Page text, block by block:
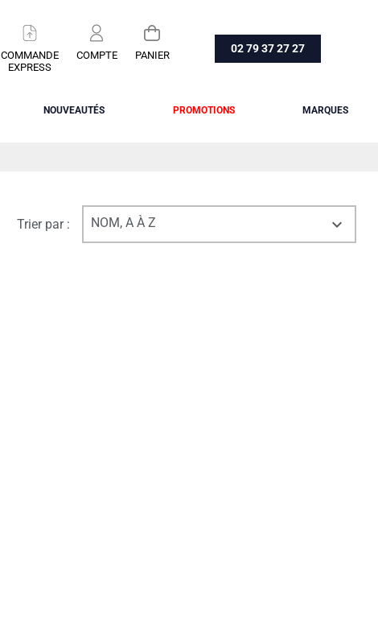
COMMANDE
EXPRESS
COMPTE PANIER
02 79 37 27 27
NOUVEAUTÉS PROMOTIONS MARQUES
Trier par : NOM, A À Z 